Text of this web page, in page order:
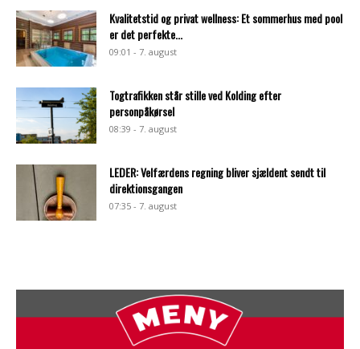
Kvalitetstid og privat wellness: Et sommerhus med pool
er det perfekte...
09:01 - 7. august
Togtrafikken står stille ved Kolding efter
personpåkørsel
08:39 - 7. august
LEDER: Velfærdens regning bliver sjældent sendt til
direktionsgangen
07:35 - 7. august